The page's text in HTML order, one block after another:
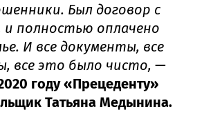
Был договор с
и полностью оплачено
И все документы, все
все это было чисто, —
году «Прецеденту»
Татьяна Медынина.